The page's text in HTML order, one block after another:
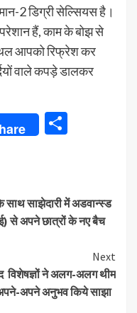
2 डिग्री सेल्सियस है।
हैं, काम के बोझ से
आपको रिफ्रेश कर
वाले कपड़े डालकर
साझेदारी में अडवान्स्ड
से अपने छात्रों के नए बैच
Next
विशेषज्ञों ने अलग-अलग थीम
अपने अनुभव किये साझा